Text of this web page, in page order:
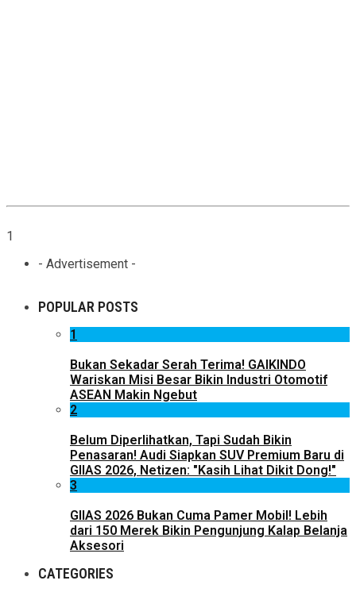
1
- Advertisement -
POPULAR POSTS
1
Bukan Sekadar Serah Terima! GAIKINDO
Wariskan Misi Besar Bikin Industri Otomotif
ASEAN Makin Ngebut
2
Belum Diperlihatkan, Tapi Sudah Bikin
Penasaran! Audi Siapkan SUV Premium Baru di
GIIAS 2026, Netizen: "Kasih Lihat Dikit Dong!"
3
GIIAS 2026 Bukan Cuma Pamer Mobil! Lebih
dari 150 Merek Bikin Pengunjung Kalap Belanja
Aksesori
CATEGORIES